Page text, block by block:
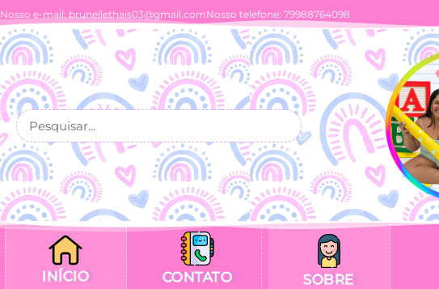
Nosso e-mail:brunellethais03@gmail.comNosso telefone: 79988764098
INÍCIO CONTATO SOBRE